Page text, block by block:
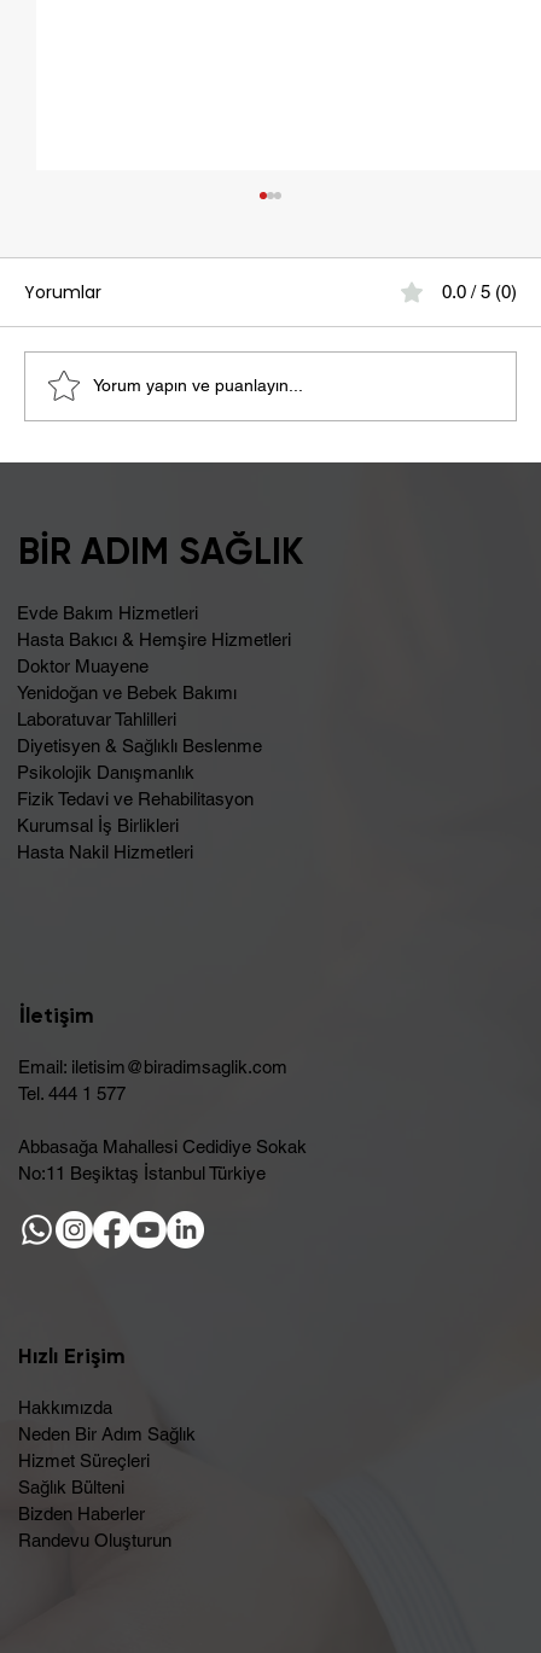
Yorumlar 0.0 / 5 (0)
Yorum yapın ve puanlayın...
BİR ADIM SAĞLIK
Evde Bakım Hizmetleri
Hasta Bakıcı & Hemşire Hizmetleri
Doktor Muayene
Yenidoğan ve Bebek Bakımı
Laboratuvar Tahlilleri
Diyetisyen & Sağlıklı Beslenme
Psikolojik Danışmanlık
Fizik Tedavi ve Rehabilitasyon
Kurumsal İş Birlikleri
Hasta Nakil Hizmetleri
İletişim
Email: iletisim@biradimsaglik.com
Tel. 444 1 577
Abbasağa Mahallesi Cedidiye Sokak
No:11 Beşiktaş İstanbul Türkiye
Hızlı Erişim
Hakkımızda
Neden Bir Adım Sağlık
Hizmet Süreçleri
Sağlık Bülteni
Bizden Haberler
Randevu Oluşturun​